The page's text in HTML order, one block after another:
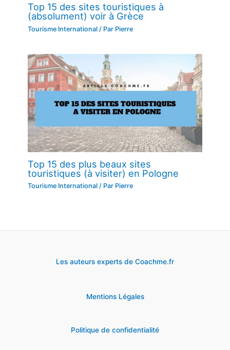
Top 15 des sites touristiques à
(absolument) voir à Grèce
Tourisme International / Par Pierre
Top 15 des plus beaux sites
touristiques (à visiter) en Pologne
Tourisme International / Par Pierre
Les auteurs experts de Coachme.fr
Mentions Légales
Politique de confidentialité